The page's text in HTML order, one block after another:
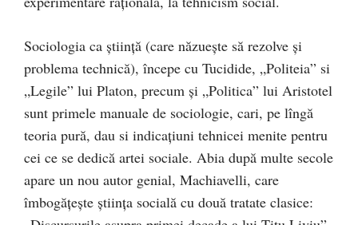
Sociologia ca ştiinţă (care năzuește să rezolve şi
problema technică), începe cu Tucidide, „Politeia” si
„Legile” lui Platon, precum şi „Politica” lui Aristotel
sunt primele manuale de sociologie, cari, pe lîngă
teoria pură, dau si indicațiuni tehnicei menite pentru
cei ce se dedică artei sociale. Abia după multe secole
apare un nou autor genial, Machiavelli, care
îmbogățește ştiinţa socială cu două tratate clasice: